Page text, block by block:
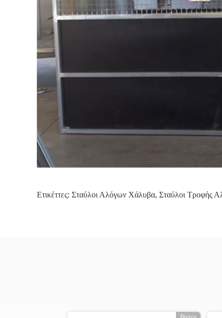
Ετικέττες: Σταύλοι Αλόγων Χάλυβα, Σταύλοι Τροφής